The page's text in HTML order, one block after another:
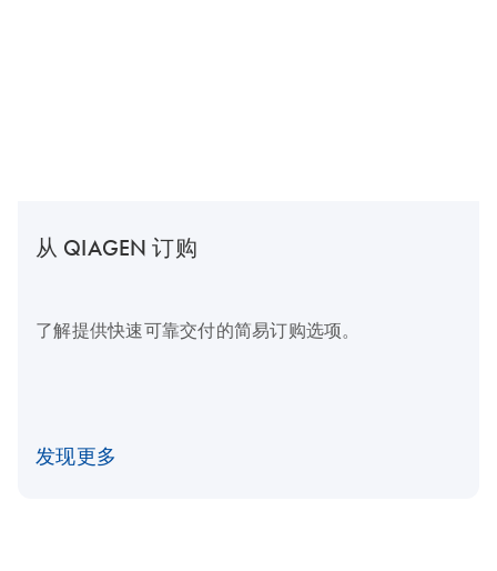
从 QIAGEN 订购
了解提供快速可靠交付的简易订购选项。
发现更多